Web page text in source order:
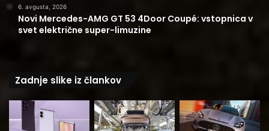
6. avgusta, 2026
Novi Mercedes-AMG GT 53 4Door Coupé: vstopnica v
svet električne super-limuzine
Zadnje slike iz člankov